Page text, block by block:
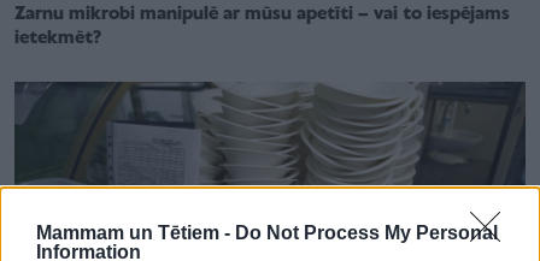
Mammam un Tētiem - Do Not Process My Personal
Information
Zarnu mikrobi manipulē ar mūsu apetīti – vai to iespējams
ietekmēt?